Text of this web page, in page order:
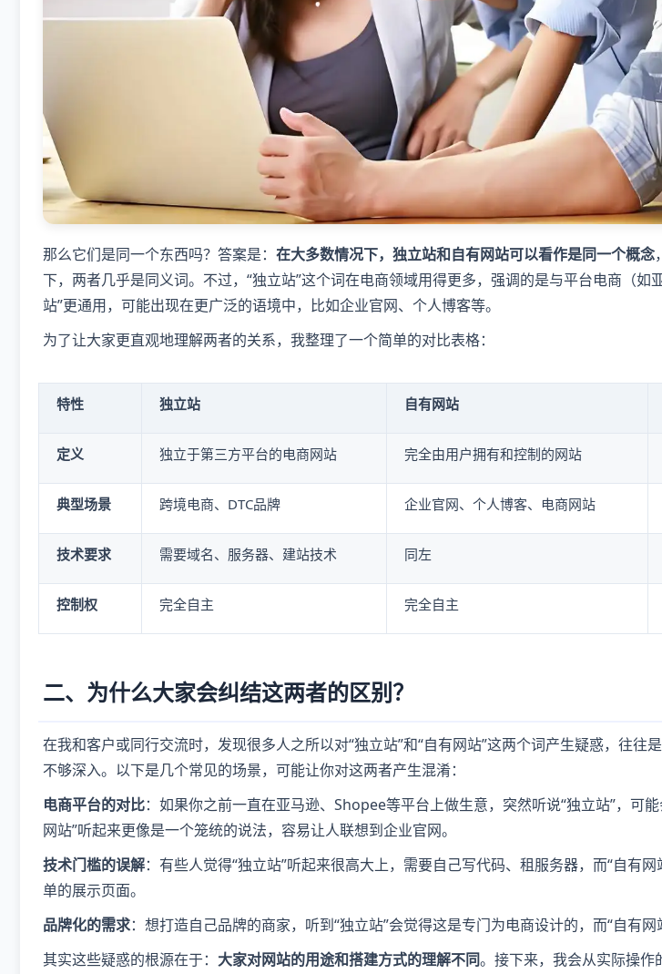
那么它们是同一个东西吗？答案是： 在大多数情况下，独立站和自有网站可以看作是同一个概念
下，两者几乎是同义词。不过，“独立站”这个词在电商领域用得更多，强调的是与平台电商（如
站”更通用，可能出现在更广泛的语境中，比如企业官网、个人博客等。
为了让大家更直观地理解两者的关系，我整理了一个简单的对比表格：
特性 独立站 自有网站
定义 独立于第三方平台的电商网站 完全由用户拥有和控制的网站
典型场景 跨境电商、DTC品牌 企业官网、个人博客、电商网站
技术要求 需要域名、服务器、建站技术 同左
控制权 完全自主 完全自主
二、为什么大家会纠结这两者的区别？
在我和客户或同行交流时，发现很多人之所以对“独立站”和“自有网站”这两个词产生疑惑，往往
不够深入。以下是几个常见的场景，可能让你对这两者产生混淆：
电商平台的对比：如果你之前一直在亚马逊、Shopee等平台上做生意，突然听说“独立站”，可
网站”听起来更像是一个笼统的说法，容易让人联想到企业官网。
技术门槛的误解：有些人觉得“独立站”听起来很高大上，需要自己写代码、租服务器，而“自有
单的展示页面。
品牌化的需求：想打造自己品牌的商家，听到“独立站”会觉得这是专门为电商设计的，而“自有网
其实这些疑惑的根源在于： 大家对网站的用途和搭建方式的理解不同。接下来，我会从实际操